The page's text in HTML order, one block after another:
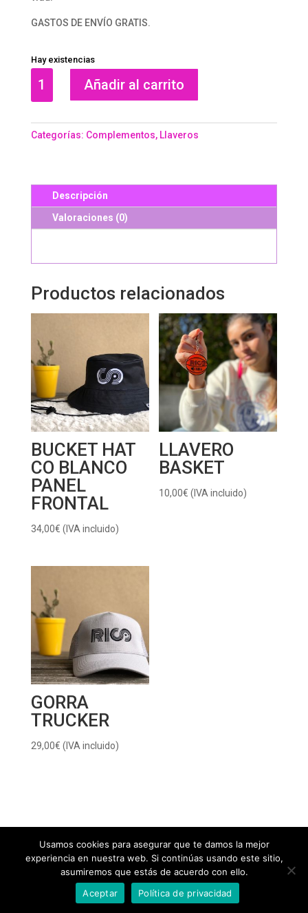
GASTOS DE ENVÍO GRATIS.
Hay existencias
RICO
Añadir al carrito
Categorías: Complementos, Llaveros
Descripción
Valoraciones (0)
Productos relacionados
BUCKET HAT
CO BLANCO
PANEL
FRONTAL
34,00€ (IVA incluido)
LLAVERO
BASKET
10,00€ (IVA incluido)
GORRA
TRUCKER
29,00€ (IVA incluido)
Aviso Legal
Política de Cookies
Política de Privacidad
Preguntas Frecuentes
Usamos cookies para asegurar que te damos la mejor
experiencia en nuestra web. Si continúas usando este sitio,
asumiremos que estás de acuerdo con ello.
Aceptar
Política de privacidad